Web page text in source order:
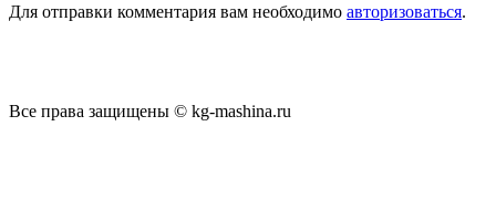
Для отправки комментария вам необходимо авторизоваться.
Все права защищены © kg-mashina.ru